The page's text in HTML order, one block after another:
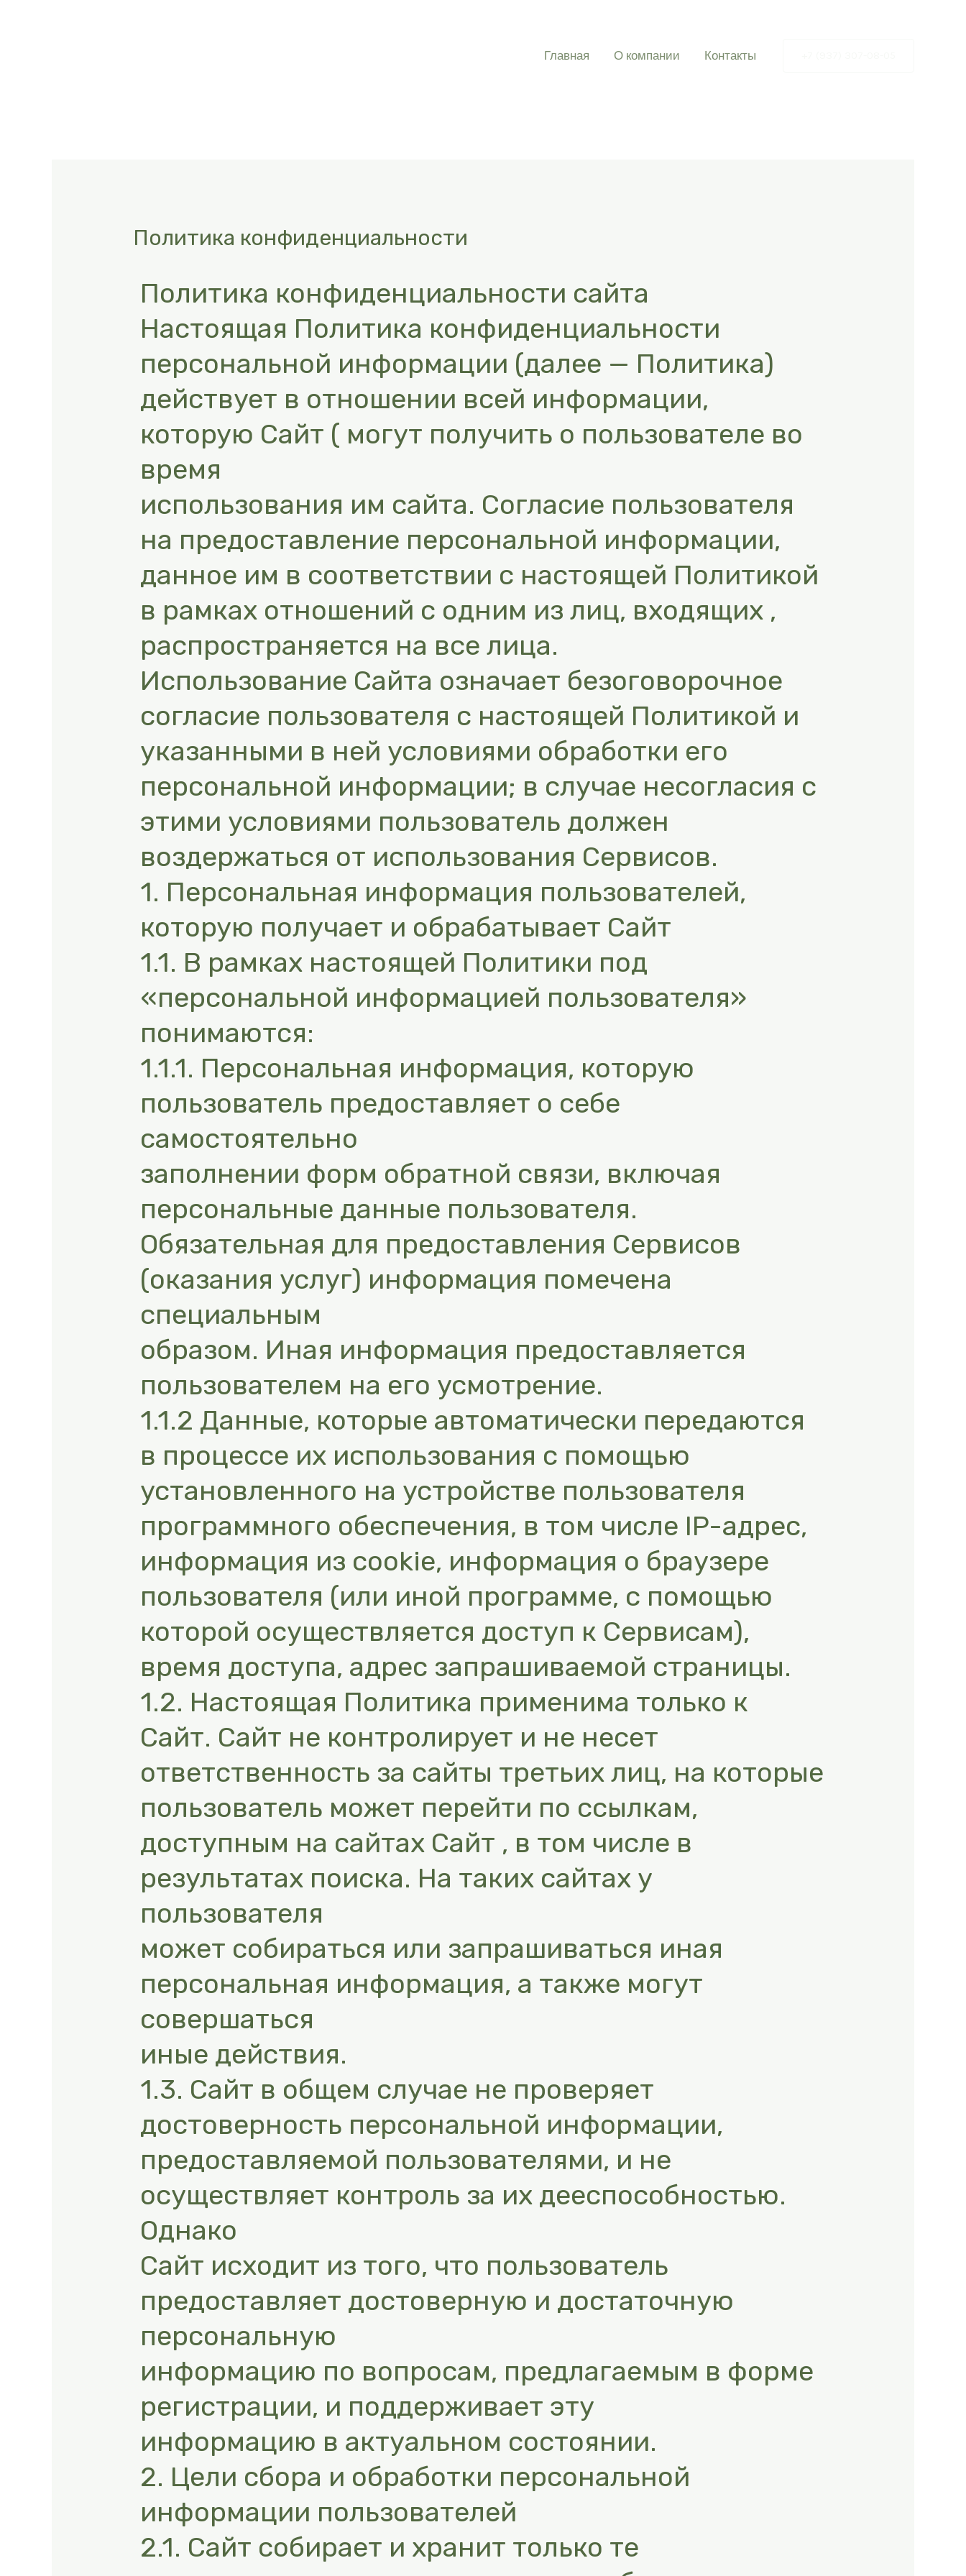
Главная О компании Контакты
Политика конфиденциальности
Политика конфиденциальности сайта
Настоящая Политика конфиденциальности
персональной информации (далее — Политика)
действует в отношении всей информации,
которую Сайт ( могут получить о пользователе во
время
использования им сайта. Согласие пользователя
на предоставление персональной информации,
данное им в соответствии с настоящей Политикой
в рамках отношений с одним из лиц, входящих ,
распространяется на все лица.
Использование Сайта означает безоговорочное
согласие пользователя с настоящей Политикой и
указанными в ней условиями обработки его
персональной информации; в случае несогласия с
этими условиями пользователь должен
воздержаться от использования Сервисов.
1. Персональная информация пользователей,
которую получает и обрабатывает Сайт
1.1. В рамках настоящей Политики под
«персональной информацией пользователя»
понимаются:
1.1.1. Персональная информация, которую
пользователь предоставляет о себе
самостоятельно
заполнении форм обратной связи, включая
персональные данные пользователя.
Обязательная для предоставления Сервисов
(оказания услуг) информация помечена
специальным
образом. Иная информация предоставляется
пользователем на его усмотрение.
1.1.2 Данные, которые автоматически передаются
в процессе их использования с помощью
установленного на устройстве пользователя
программного обеспечения, в том числе IP-адрес,
информация из cookie, информация о браузере
пользователя (или иной программе, с помощью
которой осуществляется доступ к Сервисам),
время доступа, адрес запрашиваемой страницы.
1.2. Настоящая Политика применима только к
Сайт. Сайт не контролирует и не несет
ответственность за сайты третьих лиц, на которые
пользователь может перейти по ссылкам,
доступным на сайтах Сайт , в том числе в
результатах поиска. На таких сайтах у
пользователя
может собираться или запрашиваться иная
персональная информация, а также могут
совершаться
иные действия.
1.3. Сайт в общем случае не проверяет
достоверность персональной информации,
предоставляемой пользователями, и не
осуществляет контроль за их дееспособностью.
Однако
Сайт исходит из того, что пользователь
предоставляет достоверную и достаточную
персональную
информацию по вопросам, предлагаемым в форме
регистрации, и поддерживает эту
информацию в актуальном состоянии.
2. Цели сбора и обработки персональной
информации пользователей
2.1. Сайт собирает и хранит только те